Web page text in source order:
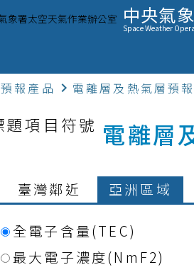
中央氣
Space Weather
預報產品 chevron_right 電離層及熱氣層預報
電離層
臺灣鄰近 亞洲區域
全電子含量(TEC)
最大電子濃度(NmF2)